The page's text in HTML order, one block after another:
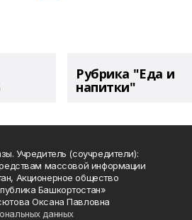
Рубрика "Еда и
напитки"
Учредитель (соучредители):
массовой информации
Акционерное общество
Башкортостан»
Оксана Павловна
данных